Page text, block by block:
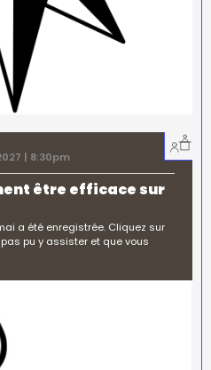
| 8:30pm
être efficace sur
a été enregistrée. Cliquez sur
pu y assister et que vous